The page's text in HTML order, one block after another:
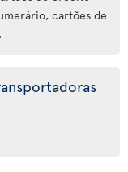
cartões de